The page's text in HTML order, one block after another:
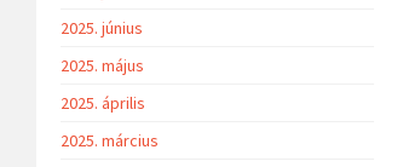
2025. június
2025. május
2025. április
2025. március